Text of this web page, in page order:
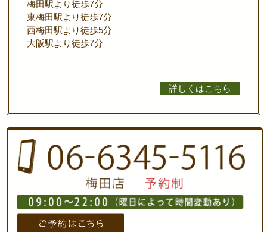
梅田駅より徒歩7分
東梅田駅より徒歩7分
西梅田駅より徒歩5分
大阪駅より徒歩7分
詳しくはこちら